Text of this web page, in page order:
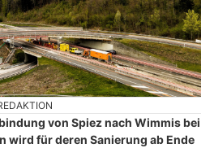
von Spiez nach Wimmis bei
wird für deren Sanierung ab Ende